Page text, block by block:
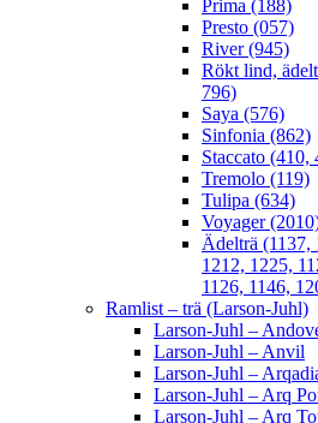
Prima (188)
Presto (057)
River (945)
Rökt lind,
796)
Saya (576)
Sinfonia (862)
Staccato (410,
Tremolo (119)
Tulipa (634)
Voyager
Ädelträ (1137,
1212, 1225,
1126, 1146,
Ramlist – trä (Larson-Juhl)
Larson-Juhl –
Larson-Juhl – Anvil
Larson-Juhl –
Larson-Juhl – Arq
Larson-Juhl – Arq